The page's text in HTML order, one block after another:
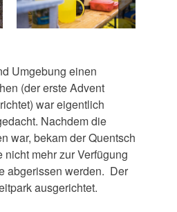
Umgebung einen
(der erste Advent
war eigentlich
Nachdem die
war, bekam der Quentsch
mehr zur Verfügung
abgerissen werden. Der
ausgerichtet.